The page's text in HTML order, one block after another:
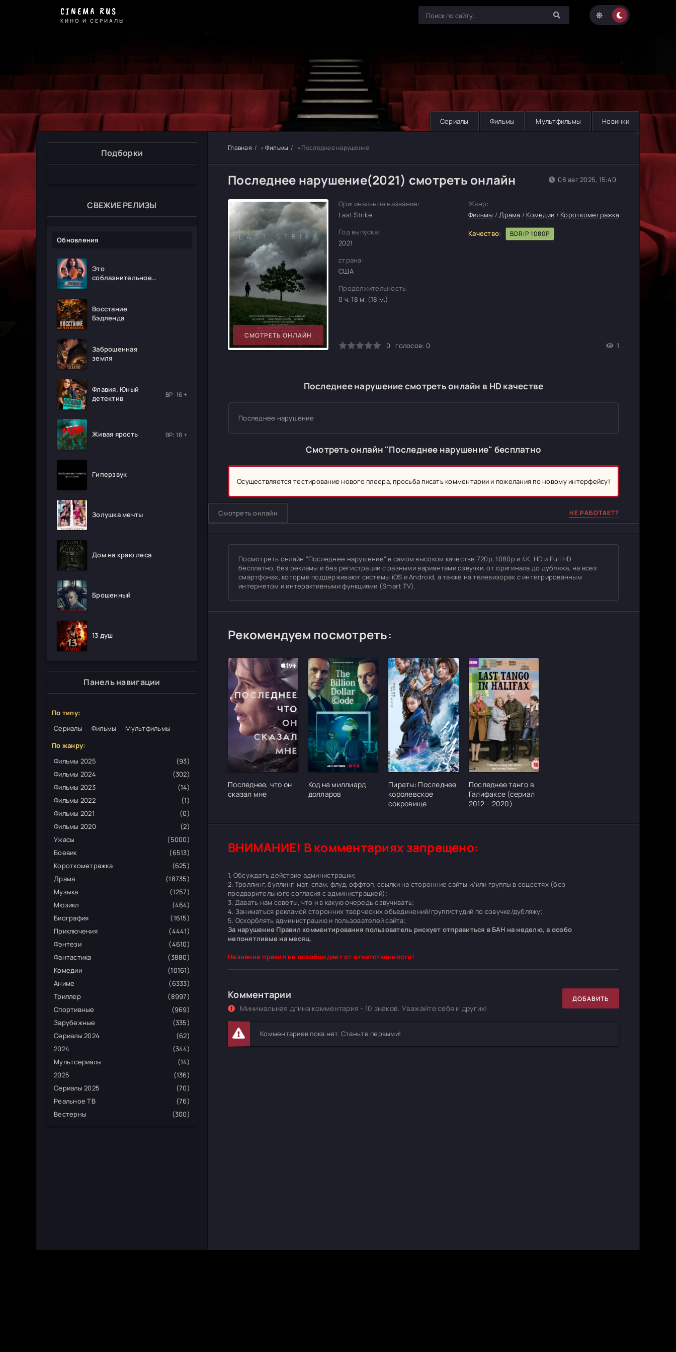
CINEMA RUS
КИНО И СЕРИАЛЫ
Сериалы Фильмы Мультфильмы Новинки
Подборки
СВЕЖИЕ РЕЛИЗЫ
Обновления
Это
соблазнительное
Восстание
Бэдленда
Заброшенная
земля
Флавия. Юный
детектив
ВР: 16 +
Живая ярость ВР: 18 +
Гиперзвук
Золушка мечты
Дом на краю леса
Брошенный
13 душ
Панель навигации
По типу:
Сериалы
Фильмы
Мультфильмы
По жанру:
Фильмы 2025
(93)
Фильмы 2024
(302)
Фильмы 2023
(14)
Фильмы 2022
(1)
Фильмы 2021
(0)
Фильмы 2020
(2)
Ужасы
(5000)
Боевик
(6513)
Короткометражка
(625)
Драма
(18735)
Музыка
(1257)
Мюзикл
(464)
Биография
(1615)
Приключения
(4441)
Фэнтези
(4610)
Фантастика
(3880)
Комедии
(10161)
Аниме
(6333)
Триллер
(8997)
Спортивные
(969)
Зарубежные
(335)
Сериалы 2024
(62)
2024
(344)
Мультсериалы
(14)
2025
(136)
Сериалы 2025
(70)
Реальное ТВ
(76)
Вестерны
(300)
Главная » Фильмы » Последнее нарушение
Последнее нарушение(2021) смотреть онлайн
СМОТРЕТЬ ОНЛАЙН
Оригинальное название:
Last Strike
Год выпуска:
2021
страна:
США
Продолжительность:
0 ч. 18 м. (18 м.)
0 1 2 3 4 5 0 голосов: 0 1
08 авг 2025, 15:40
Жанр:
Фильмы /Драма / Комедии / Короткометражка
Качество: BDRIP 1080P
Последнее нарушение смотреть онлайн в HD качестве
Последнее нарушение
Смотреть онлайн "Последнее нарушение" бесплатно
Осуществляется тестирование нового плеера, просьба писать комментарии и пожелания по новому интерфейсу!
Смотреть онлайн НЕ РАБОТАЕТ?
Посмотреть онлайн "Последнее нарушение" в самом высоком качестве 720p, 1080p и 4K, HD и Full HD
бесплатно, без рекламы и без регистрации с разными вариантами озвучки, от оригинала до дубляжа, на всех
смартфонах, которые поддерживают системы iOS и Android, а также на телевизорах с интегрированным
интернетом и интерактивными функциями (Smart TV).
Рекомендуем посмотреть:
[/xfgiven_cvh_poster_urlcvh_poster_url]
Последнее, что он
сказал мне
[/xfgiven_cvh_poster_urlcvh_poster_url]
Код на миллиард
долларов
[/xfgiven_cvh_poster_urlcvh_poster_url]
Пираты: Последнее
королевское
сокровище
[/xfgiven_cvh_poster_urlcvh_poster_url]
Последнее танго в
Галифаксе (сериал
2012 – 2020)
ВНИМАНИЕ! В комментариях запрещено:
1. Обсуждать действие администрации;
2. Троллинг, буллинг, мат, спам, флуд, оффтоп, ссылки на сторонние сайты и/или группы в соцсетях (без
предварительного согласия с администрацией);
3. Давать нам советы, что и в какую очередь озвучивать;
4. Заниматься рекламой сторонних творческих объединений/групп/студий по озвучке/дубляжу;
5. Оскорблять администрацию и пользователей сайта;
За нарушение Правил комментирования пользователь рискует отправиться в БАН на неделю, а особо
непонятливые на месяц.
Незнание правил не освобождает от ответственности!
Комментарии
Минимальная длина комментария - 10 знаков. Уважайте себя и других!
ДОБАВИТЬ
Комментариев пока нет. Станьте первыми!